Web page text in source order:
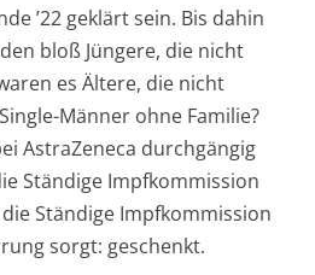
’22 geklärt sein. Bis dahin
bloß Jüngere, die nicht
es Ältere, die nicht
Männer ohne Familie?
AstraZeneca durchgängig
Ständige Impfkommission
Ständige Impfkommission
sorgt: geschenkt.